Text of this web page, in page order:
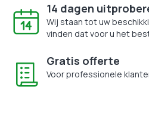
14 dagen
Wij staan tot uw
vinden dat voor u het
Gratis offerte
Voor professionele